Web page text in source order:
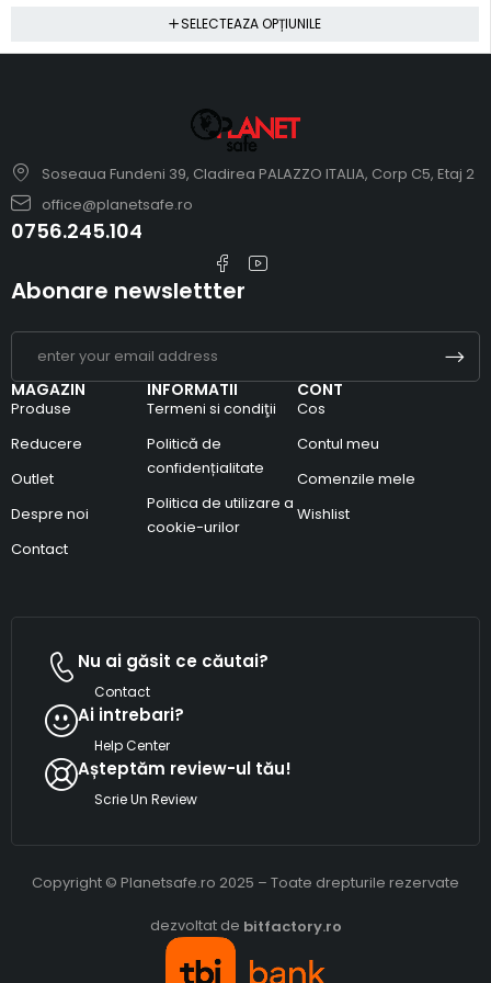
SELECTEAZA OPȚIUNILE
Soseaua Fundeni 39, Cladirea PALAZZO ITALIA, Corp C5, Etaj 2
office@planetsafe.ro
0756.245.104
MAGAZIN
Produse
Reducere
Outlet
Despre noi
Contact
INFORMATII
Termeni si condiţii
Politică de
confidențialitate
Politica de utilizare a
cookie-urilor
CONT
Cos
Contul meu
Comenzile mele
Wishlist
Abonare newslettter
Nu ai găsit ce căutai?
Contact
Ai intrebari?
Help Center
Așteptăm review-ul tău!
Scrie Un Review
Copyright © Planetsafe.ro 2025 – Toate drepturile rezervate
dezvoltat de bitfactory.ro